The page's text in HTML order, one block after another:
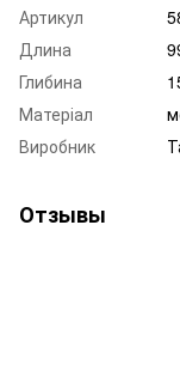
Артикул
Длина
Глибина
Матеріал
Виробник
Отзывы